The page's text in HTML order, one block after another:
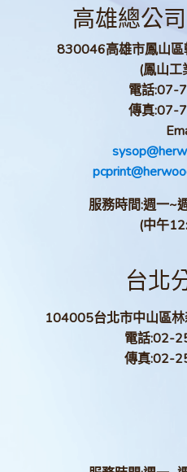
高雄總公
830046高雄市鳳山
(鳳山工
電話:07-
傳真:07-
服務時間:週一~
(中午
台北
104005台北市中山區
電話:02-
傳真:02-